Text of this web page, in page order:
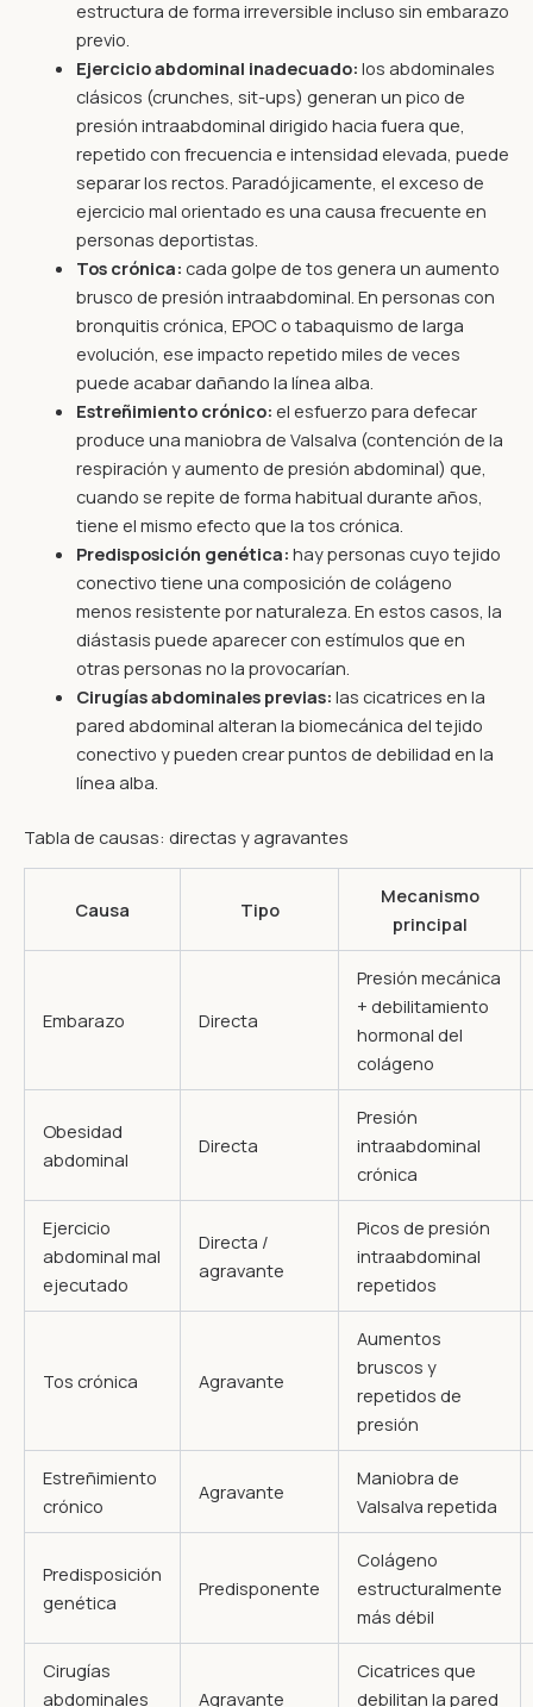
estructura de forma irreversible incluso sin embarazo
previo.
Ejercicio abdominal inadecuado: los abdominales
clásicos (crunches, sit-ups) generan un pico de
presión intraabdominal dirigido hacia fuera que,
repetido con frecuencia e intensidad elevada, puede
separar los rectos. Paradójicamente, el exceso de
ejercicio mal orientado es una causa frecuente en
personas deportistas.
Tos crónica: cada golpe de tos genera un aumento
brusco de presión intraabdominal. En personas con
bronquitis crónica, EPOC o tabaquismo de larga
evolución, ese impacto repetido miles de veces
puede acabar dañando la línea alba.
Estreñimiento crónico: el esfuerzo para defecar
produce una maniobra de Valsalva (contención de la
respiración y aumento de presión abdominal) que,
cuando se repite de forma habitual durante años,
tiene el mismo efecto que la tos crónica.
Predisposición genética: hay personas cuyo tejido
conectivo tiene una composición de colágeno
menos resistente por naturaleza. En estos casos, la
diástasis puede aparecer con estímulos que en
otras personas no la provocarían.
Cirugías abdominales previas: las cicatrices en la
pared abdominal alteran la biomecánica del tejido
conectivo y pueden crear puntos de debilidad en la
línea alba.
Tabla de causas: directas y agravantes
Causa Tipo
Mecanismo
principal
Embarazo Directa
Presión mecánica
+ debilitamiento
hormonal del
colágeno
Obesidad
abdominal
Directa
Presión
intraabdominal
crónica
Ejercicio
abdominal mal
ejecutado
Directa /
agravante
Picos de presión
intraabdominal
repetidos
Tos crónica Agravante
Aumentos
bruscos y
repetidos de
presión
Estreñimiento
crónico
Agravante
Maniobra de
Valsalva repetida
Predisposición
genética
Predisponente
Colágeno
estructuralmente
más débil
Cirugías
abdominales
Agravante
Cicatrices que
debilitan la pared